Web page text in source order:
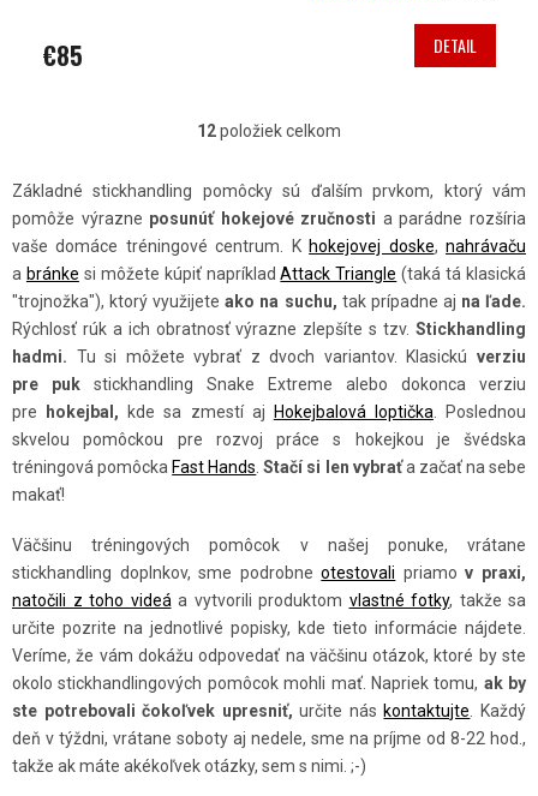
€85 DETAIL
V
L
Á
D
A
C
I
E
P
R
K
Y
V
Ý
P
I
S
U
12položiek celkom
Základné stickhandling pomôcky sú ďalším prvkom, ktorý vám
pomôže výrazne posunúť hokejové zručnosti a parádne rozšíria
vaše domáce tréningové centrum. K hokejovej doske,nahrávaču
a bránke si môžete kúpiť napríkladAttack Triangle (taká tá klasická
"trojnožka"), ktorý využijeteako na suchu, tak prípadne aj na ľade.
Rýchlosť rúk a ich obratnosť výrazne zlepšíte s tzv. Stickhandling
hadmi. Tu si môžete vybrať z dvoch variantov. Klasickú verziu
pre puk stickhandling Snake Extreme alebo dokonca verziu
pre
hokejbal, kde sa zmestí aj Hokejbalová loptička . Poslednou
skvelou pomôckou pre rozvoj práce s hokejkou je švédska
tréningová pomôcka Fast Hands .Stačí si len vybraťa začať na sebe
makať!
Väčšinu tréningových pomôcok v našej ponuke, vrátane
stickhandling doplnkov, sme podrobneotestovali priamov praxi,
natočili z toho videá a vytvorili produktom vlastné fotky, takže sa
určite pozrite na jednotlivé popisky, kde tieto informácie nájdete.
Veríme, že vám dokážu odpovedať na väčšinu otázok, ktoré by ste
okolo stickhandlingových pomôcok mohli mať. Napriek tomu, ak by
ste potrebovali čokoľvek upresniť, určite nás kontaktujte . Každý
deň v týždni, vrátane soboty aj nedele, sme na príjme od 8-22 hod.,
takže ak máte akékoľvek otázky, sem s nimi. ;-)